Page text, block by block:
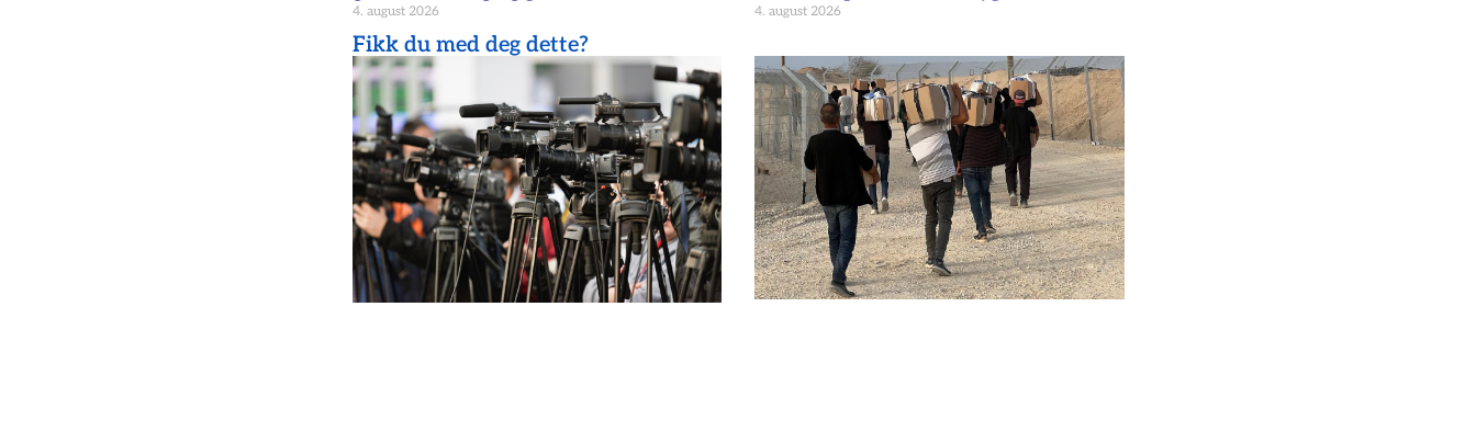
4. august 2026 4. august 2026
Fikk du med deg dette?